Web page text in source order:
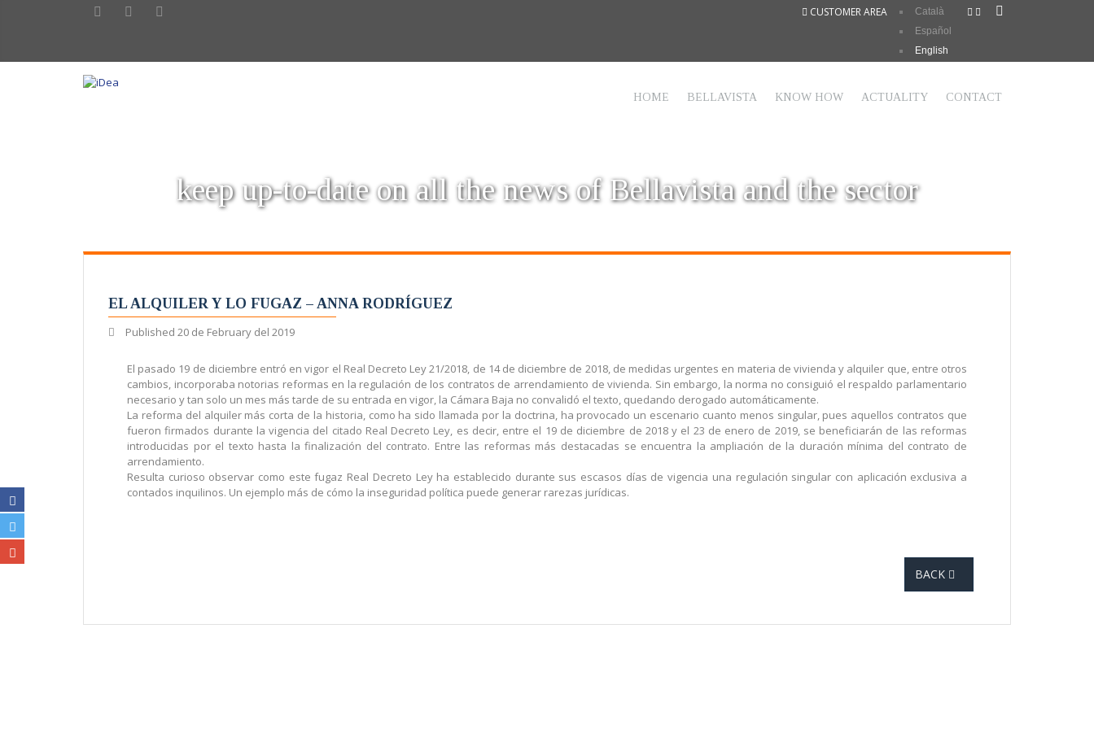
Català
Español
English
CUSTOMER AREA
HOME BELLAVISTA KNOW HOW ACTUALITY CONTACT
keep up-to-date on all the news of Bellavista and the sector
EL ALQUILER Y LO FUGAZ – ANNA RODRÍGUEZ
Published 20 de February del 2019
El pasado 19 de diciembre entró en vigor el Real Decreto Ley 21/2018, de 14 de diciembre de 2018, de medidas urgentes en materia de vivienda y alquiler que, entre otros
cambios, incorporaba notorias reformas en la regulación de los contratos de arrendamiento de vivienda. Sin embargo, la norma no consiguió el respaldo parlamentario
necesario y tan solo un mes más tarde de su entrada en vigor, la Cámara Baja no convalidó el texto, quedando derogado automáticamente.
La reforma del alquiler más corta de la historia, como ha sido llamada por la doctrina, ha provocado un escenario cuanto menos singular, pues aquellos contratos que
fueron firmados durante la vigencia del citado Real Decreto Ley, es decir, entre el 19 de diciembre de 2018 y el 23 de enero de 2019, se beneficiarán de las reformas
introducidas por el texto hasta la finalización del contrato. Entre las reformas más destacadas se encuentra la ampliación de la duración mínima del contrato de
arrendamiento.
Resulta curioso observar como este fugaz Real Decreto Ley ha establecido durante sus escasos días de vigencia una regulación singular con aplicación exclusiva a
contados inquilinos. Un ejemplo más de cómo la inseguridad política puede generar rarezas jurídicas.
BACK